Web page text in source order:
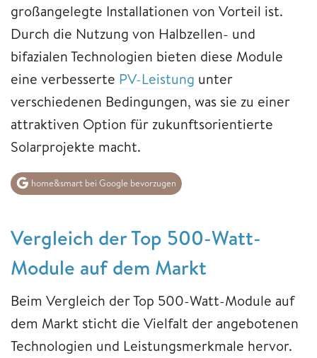
großangelegte Installationen von Vorteil ist.
Durch die Nutzung von Halbzellen- und
bifazialen Technologien bieten diese Module
eine verbesserte PV-Leistung unter
verschiedenen Bedingungen, was sie zu einer
attraktiven Option für zukunftsorientierte
Solarprojekte macht.
home&smart bei Google bevorzugen
Vergleich der Top 500-Watt-
Module auf dem Markt
Beim Vergleich der Top 500-Watt-Module auf
dem Markt sticht die Vielfalt der angebotenen
Technologien und Leistungsmerkmale hervor.